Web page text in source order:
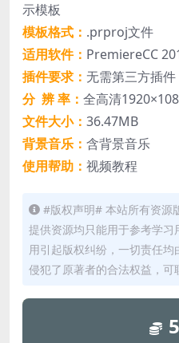
示模板
模板格式： .prproj文件
适用软件： PremiereCC
插件要求： 无需第三方插件
分 辨 率： 全高清
文件大小： 36.47MB
背景音乐： 含背景音乐
使用帮助： 视频教程
#版权声明# 本站所有资源
提供资源均只能用于参考学
用引起版权纠纷，一切责任
侵犯了原著者的合法权益，可
5